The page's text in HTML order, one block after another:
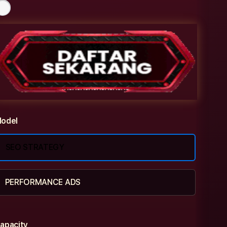
SEO STRATEGY
PERFORMANCE ADS